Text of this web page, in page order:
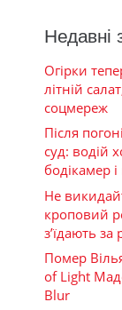
Недавні
Огірки
літній
соцмереж
Після
суд: водій
бодікамер
Не
кроповий
з’їдають за
Помер
of Light
Blur